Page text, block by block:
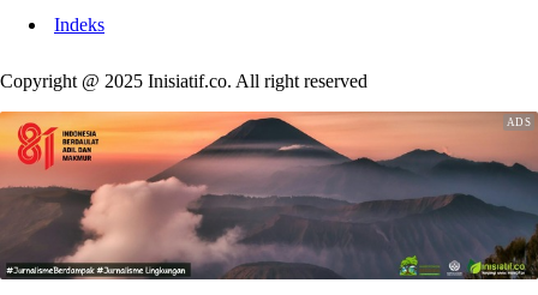
Indeks
Copyright @ 2025 Inisiatif.co. All right reserved